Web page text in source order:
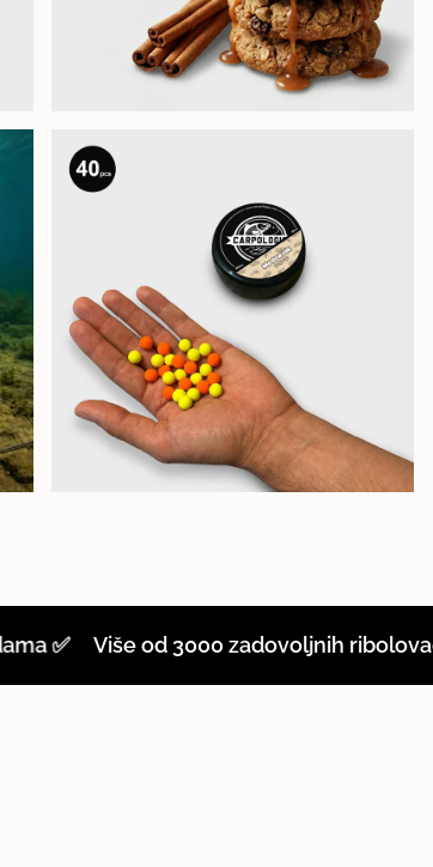
Više od 3000 zadovoljnih ribolovaca 🙂